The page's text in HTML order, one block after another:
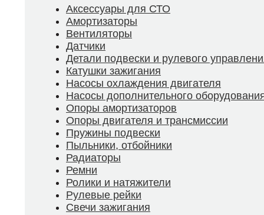
Аксессуары для СТО
Амортизаторы
Вентиляторы
Датчики
Детали подвески и рулевого
Катушки зажигания
Насосы охлаждения двигателя
Насосы дополнительного
Опоры амортизаторов
Опоры двигателя и трансмиссии
Пружины подвески
Пыльники, отбойники
Радиаторы
Ремни
Ролики и натяжители
Рулевые рейки
Свечи зажигания